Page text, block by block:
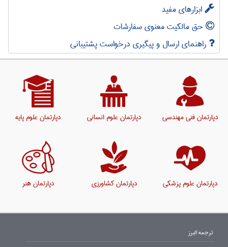
ابزارهای مفید
حق مالکیت معنوی سفارشات
راهنمای ارسال و پیگیری درخواست پشتیبانی
دپارتمان فنی مهندسی دپارتمان علوم انسانی دپارتمان علوم پایه
دپارتمان علوم پزشکی دپارتمان کشاورزی دپارتمان هنر
ترجمه البرز